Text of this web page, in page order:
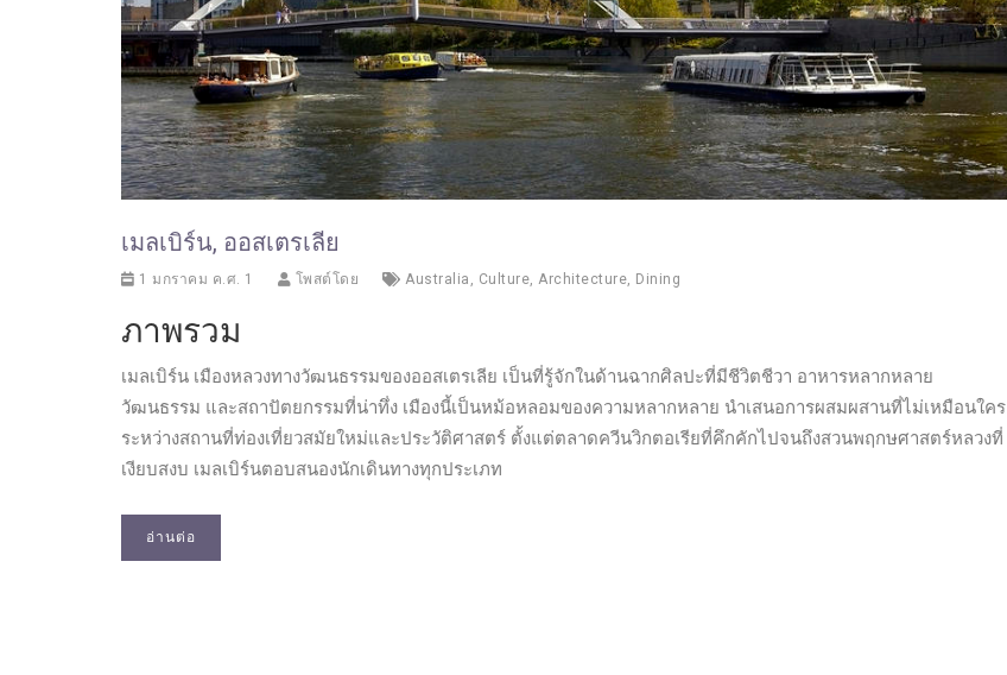
เมลเบิร์น, ออสเตรเลีย
1 มกราคม ค.ศ. 1 โพสต์โดย Australia , Culture, Architecture, Dining
ภาพรวม
เมลเบิร์น เมืองหลวงทางวัฒนธรรมของออสเตรเลีย เป็นที่รู้จักในด้านฉากศิลปะที่มีชีวิตชีวา อาหารหลากหลาย
วัฒนธรรม และสถาปัตยกรรมที่น่าทึ่ง เมืองนี้เป็นหม้อหลอมของความหลากหลาย นำเสนอการผสมผสานที่ไม่เหมือนใคร
ระหว่างสถานที่ท่องเที่ยวสมัยใหม่และประวัติศาสตร์ ตั้งแต่ตลาดควีนวิกตอเรียที่คึกคักไปจนถึงสวนพฤกษศาสตร์หลวงที่
เงียบสงบ เมลเบิร์นตอบสนองนักเดินทางทุกประเภท
อ่านต่อ